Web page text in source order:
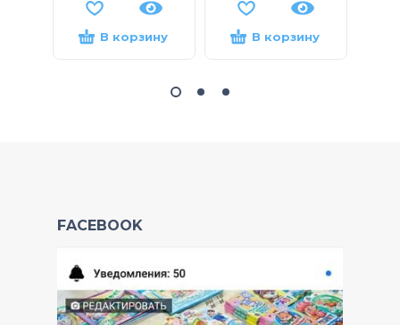
В корзину В корзину
FACEBOOK